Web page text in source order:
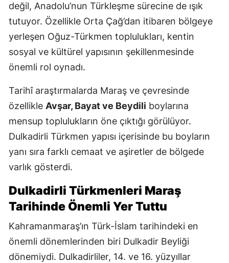
değil, Anadolu’nun Türkleşme sürecine de ışık
tutuyor. Özellikle Orta Çağ’dan itibaren bölgeye
yerleşen Oğuz-Türkmen toplulukları, kentin
sosyal ve kültürel yapısının şekillenmesinde
önemli rol oynadı.
Tarihî araştırmalarda Maraş ve çevresinde
özellikle Avşar, Bayat ve Beydili boylarına
mensup toplulukların öne çıktığı görülüyor.
Dulkadirli Türkmen yapısı içerisinde bu boyların
yanı sıra farklı cemaat ve aşiretler de bölgede
varlık gösterdi.
Dulkadirli Türkmenleri Maraş
Tarihinde Önemli Yer Tuttu
Kahramanmaraş’ın Türk-İslam tarihindeki en
önemli dönemlerinden biri Dulkadir Beyliği
dönemiydi. Dulkadirliler, 14. ve 16. yüzyıllar